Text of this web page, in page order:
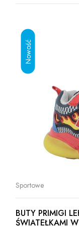
Sportowe
BUTY PRIMIGI
ŚWIATEŁKAMI